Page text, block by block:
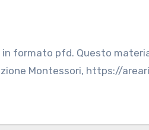
formato pfd. Questo
Montessori, https://